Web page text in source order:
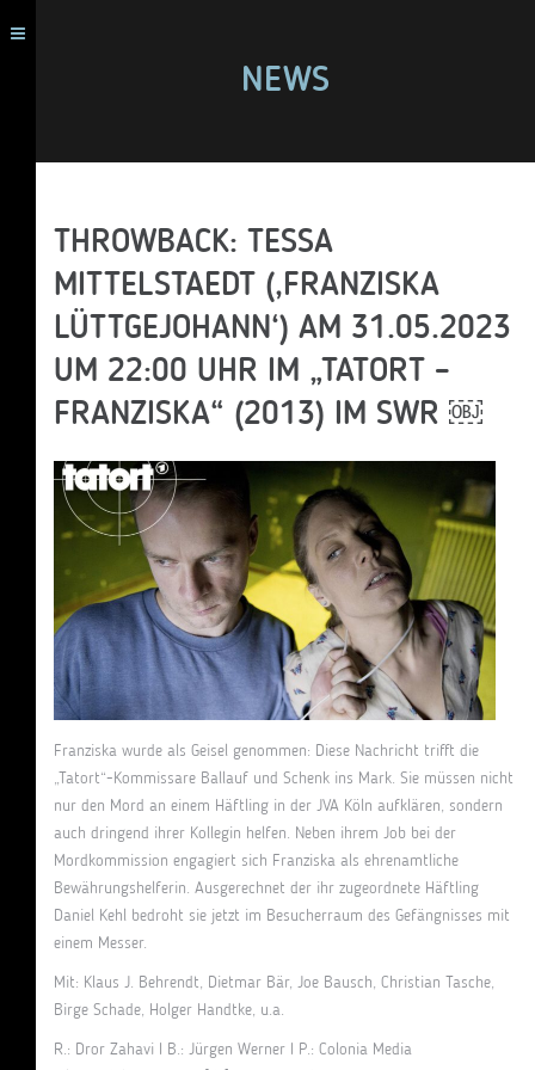
NEWS
THROWBACK: TESSA
MITTELSTAEDT (‚FRANZISKA
LÜTTGEJOHANN‘) AM 31.05.2023
UM 22:00 UHR IM „TATORT –
FRANZISKA“ (2013) IM SWR ￼
Franziska wurde als Geisel genommen: Diese Nachricht trifft die
„Tatort“-Kommissare Ballauf und Schenk ins Mark. Sie müssen nicht
nur den Mord an einem Häftling in der JVA Köln aufklären, sondern
auch dringend ihrer Kollegin helfen. Neben ihrem Job bei der
Mordkommission engagiert sich Franziska als ehrenamtliche
Bewährungshelferin. Ausgerechnet der ihr zugeordnete Häftling
Daniel Kehl bedroht sie jetzt im Besucherraum des Gefängnisses mit
einem Messer.
Mit: Klaus J. Behrendt, Dietmar Bär, Joe Bausch, Christian Tasche,
Birge Schade, Holger Handtke, u.a.
R.: Dror Zahavi I B.: Jürgen Werner I P.: Colonia Media